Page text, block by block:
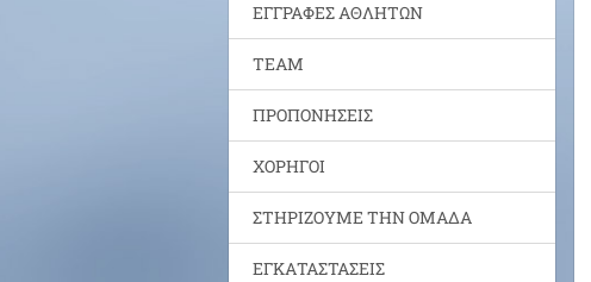
ΕΓΓΡΑΦΕΣ ΑΘΛΗΤΩΝ
TEAM
ΠΡΟΠΟΝΗΣΕΙΣ
ΧΟΡΗΓΟΙ
ΣΤΗΡΙΖΟΥΜΕ ΤΗΝ ΟΜΑΔΑ
ΕΓΚΑΤΑΣΤΑΣΕΙΣ